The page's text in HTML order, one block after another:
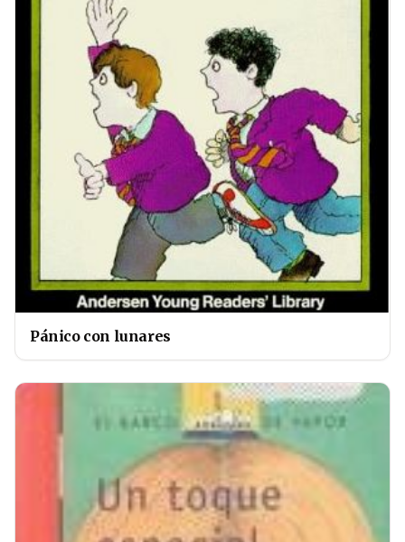
Pánico con lunares